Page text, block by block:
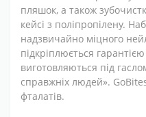
пляшок, а також
кейсі з поліпропілену.
надзвичайно міцного
підкріплюється
виготовляються під
справжніх людей».
фталатів.